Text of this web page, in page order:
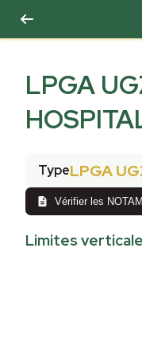
LPGA
TypeLPGA
Vérifier les
Limites